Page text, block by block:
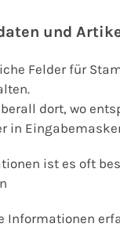
und
Felder für
dort, wo
in
ist es oft
Informationen